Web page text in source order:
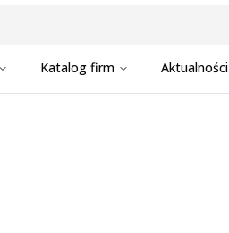
Katalog firm Aktualności